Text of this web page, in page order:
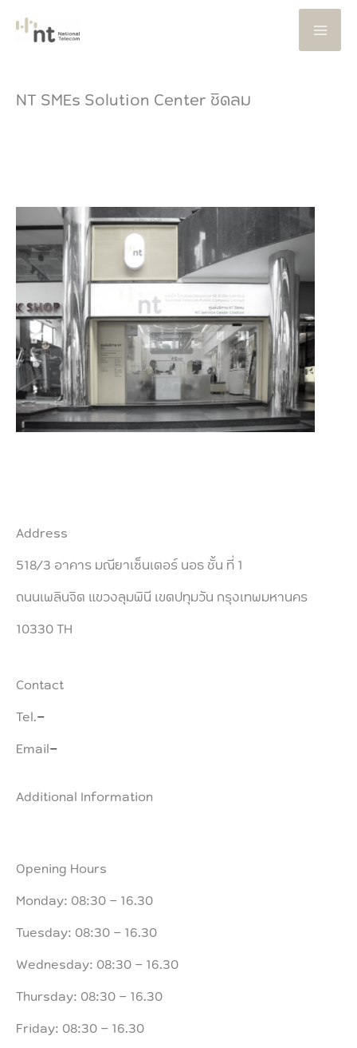
Skip
NT SMEs Solution Center ชิดลม
Address
518/3 อาคาร มณียาเซ็นเตอร์ นอธ ชั้น ที่ 1
ถนนเพลินจิต แขวงลุมพินี เขตปทุมวัน กรุงเทพมหานคร
10330 TH
Contact
Tel.-
Email-
Additional Information
Opening Hours
Monday: 08:30 – 16.30
Tuesday: 08:30 – 16.30
Wednesday: 08:30 – 16.30
Thursday: 08:30 – 16.30
Friday: 08:30 – 16.30